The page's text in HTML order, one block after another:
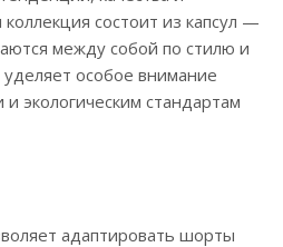
состоит из капсул —
между собой по стилю и
особое внимание
экологическим стандартам
адаптировать шорты